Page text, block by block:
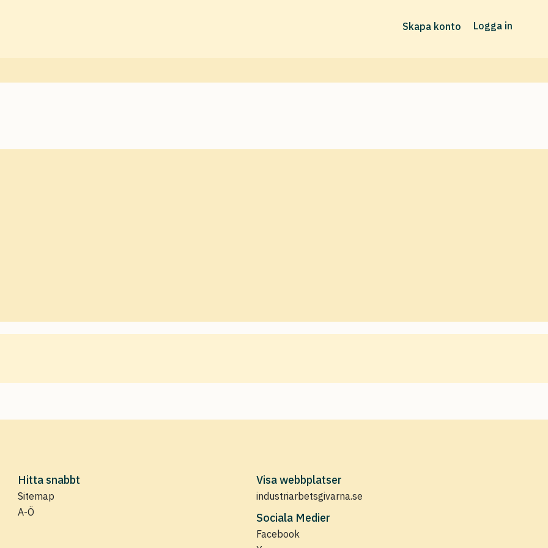
Skapa konto Logga in
Hitta snabbt
Sitemap
A-Ö
Visa webbplatser
industriarbetsgivarna.se
Sociala Medier
Facebook